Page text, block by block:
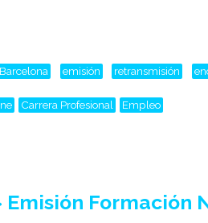
emisión retransmisión
Carrera Profesional Empleo
Emisión Formación